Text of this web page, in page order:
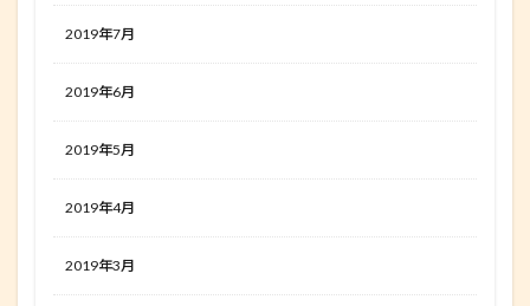
2019年7月
2019年6月
2019年5月
2019年4月
2019年3月